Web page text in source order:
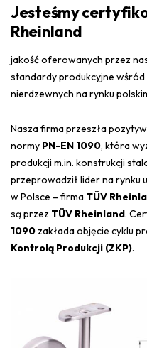
Jesteśmy
Rheinland
jakość oferowanych przez
standardy produkcyjne
nierdzewnych na rynku
Nasza firma przeszła
normy PN-EN 1090, która
produkcji m.in. konstrukcji
przeprowadził lider na rynku
w Polsce – firma TÜV
są przez TÜV Rheinland.
1090zakłada objęcie cyklu
Kontrolą Produkcji (ZKP).